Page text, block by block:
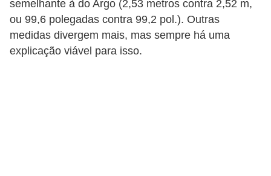
semelhante à do Argo (2,53 metros contra 2,52 m,
ou 99,6 polegadas contra 99,2 pol.). Outras
medidas divergem mais, mas sempre há uma
explicação viável para isso.
t
o
m